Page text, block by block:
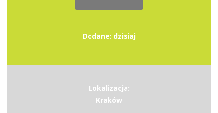
Dodane: dzisiaj
Lokalizacja:
Kraków